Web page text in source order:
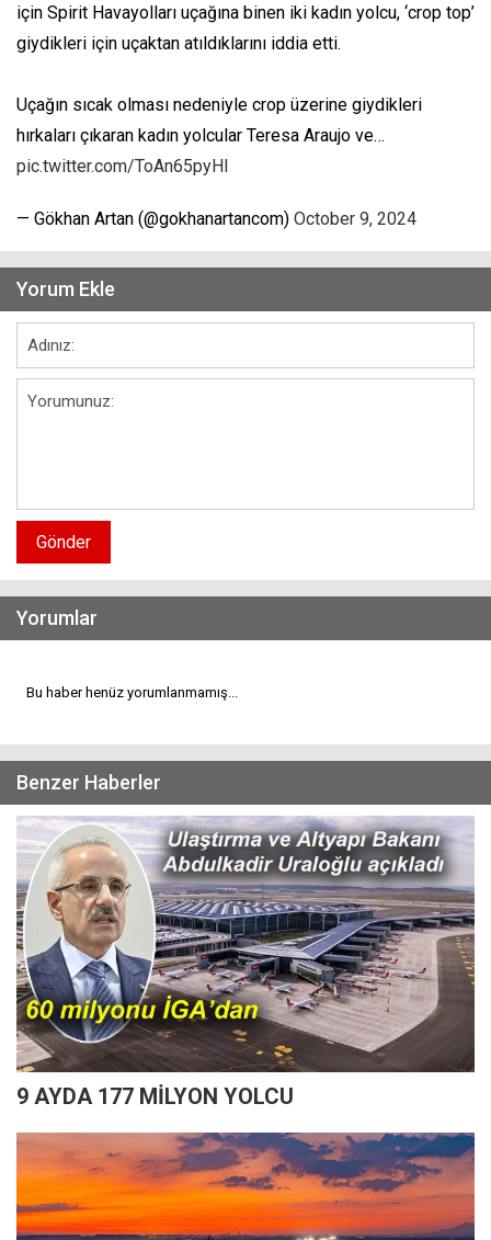
için Spirit Havayolları uçağına binen iki kadın yolcu, ‘crop top’
giydikleri için uçaktan atıldıklarını iddia etti.
Uçağın sıcak olması nedeniyle crop üzerine giydikleri
hırkaları çıkaran kadın yolcular Teresa Araujo ve…
pic.twitter.com/ToAn65pyHl
— Gökhan Artan (@gokhanartancom) October 9, 2024
Yorum Ekle
Gönder
Yorumlar
Bu haber henüz yorumlanmamış...
Benzer Haberler
9 AYDA 177 MİLYON YOLCU